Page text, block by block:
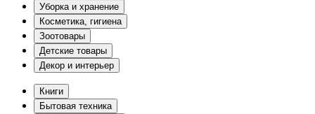
Уборка и хранение
Косметика, гигиена
Зоотовары
Детские товары
Декор и интерьер
Книги
Бытовая техника